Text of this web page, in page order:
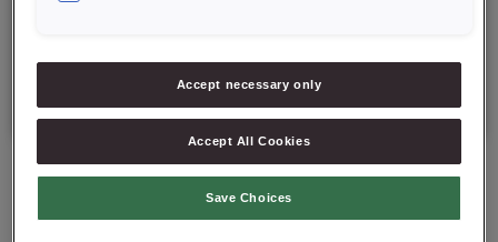
Data minimalnej trwałości: 9-12 miesięcy od daty produkcji.
Accept necessary only
Accept All Cookies
Save Choices